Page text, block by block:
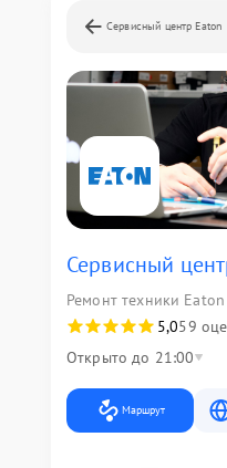
Сервисный центр Eaton
Сервисный
Ремонт техники Eaton
5,059
Открыто до 21:00
Маршрут